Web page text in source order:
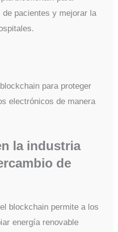
pacientes y mejorar la
para proteger
electrónicos de manera
la industria
de
blockchain permite a los
energía renovable